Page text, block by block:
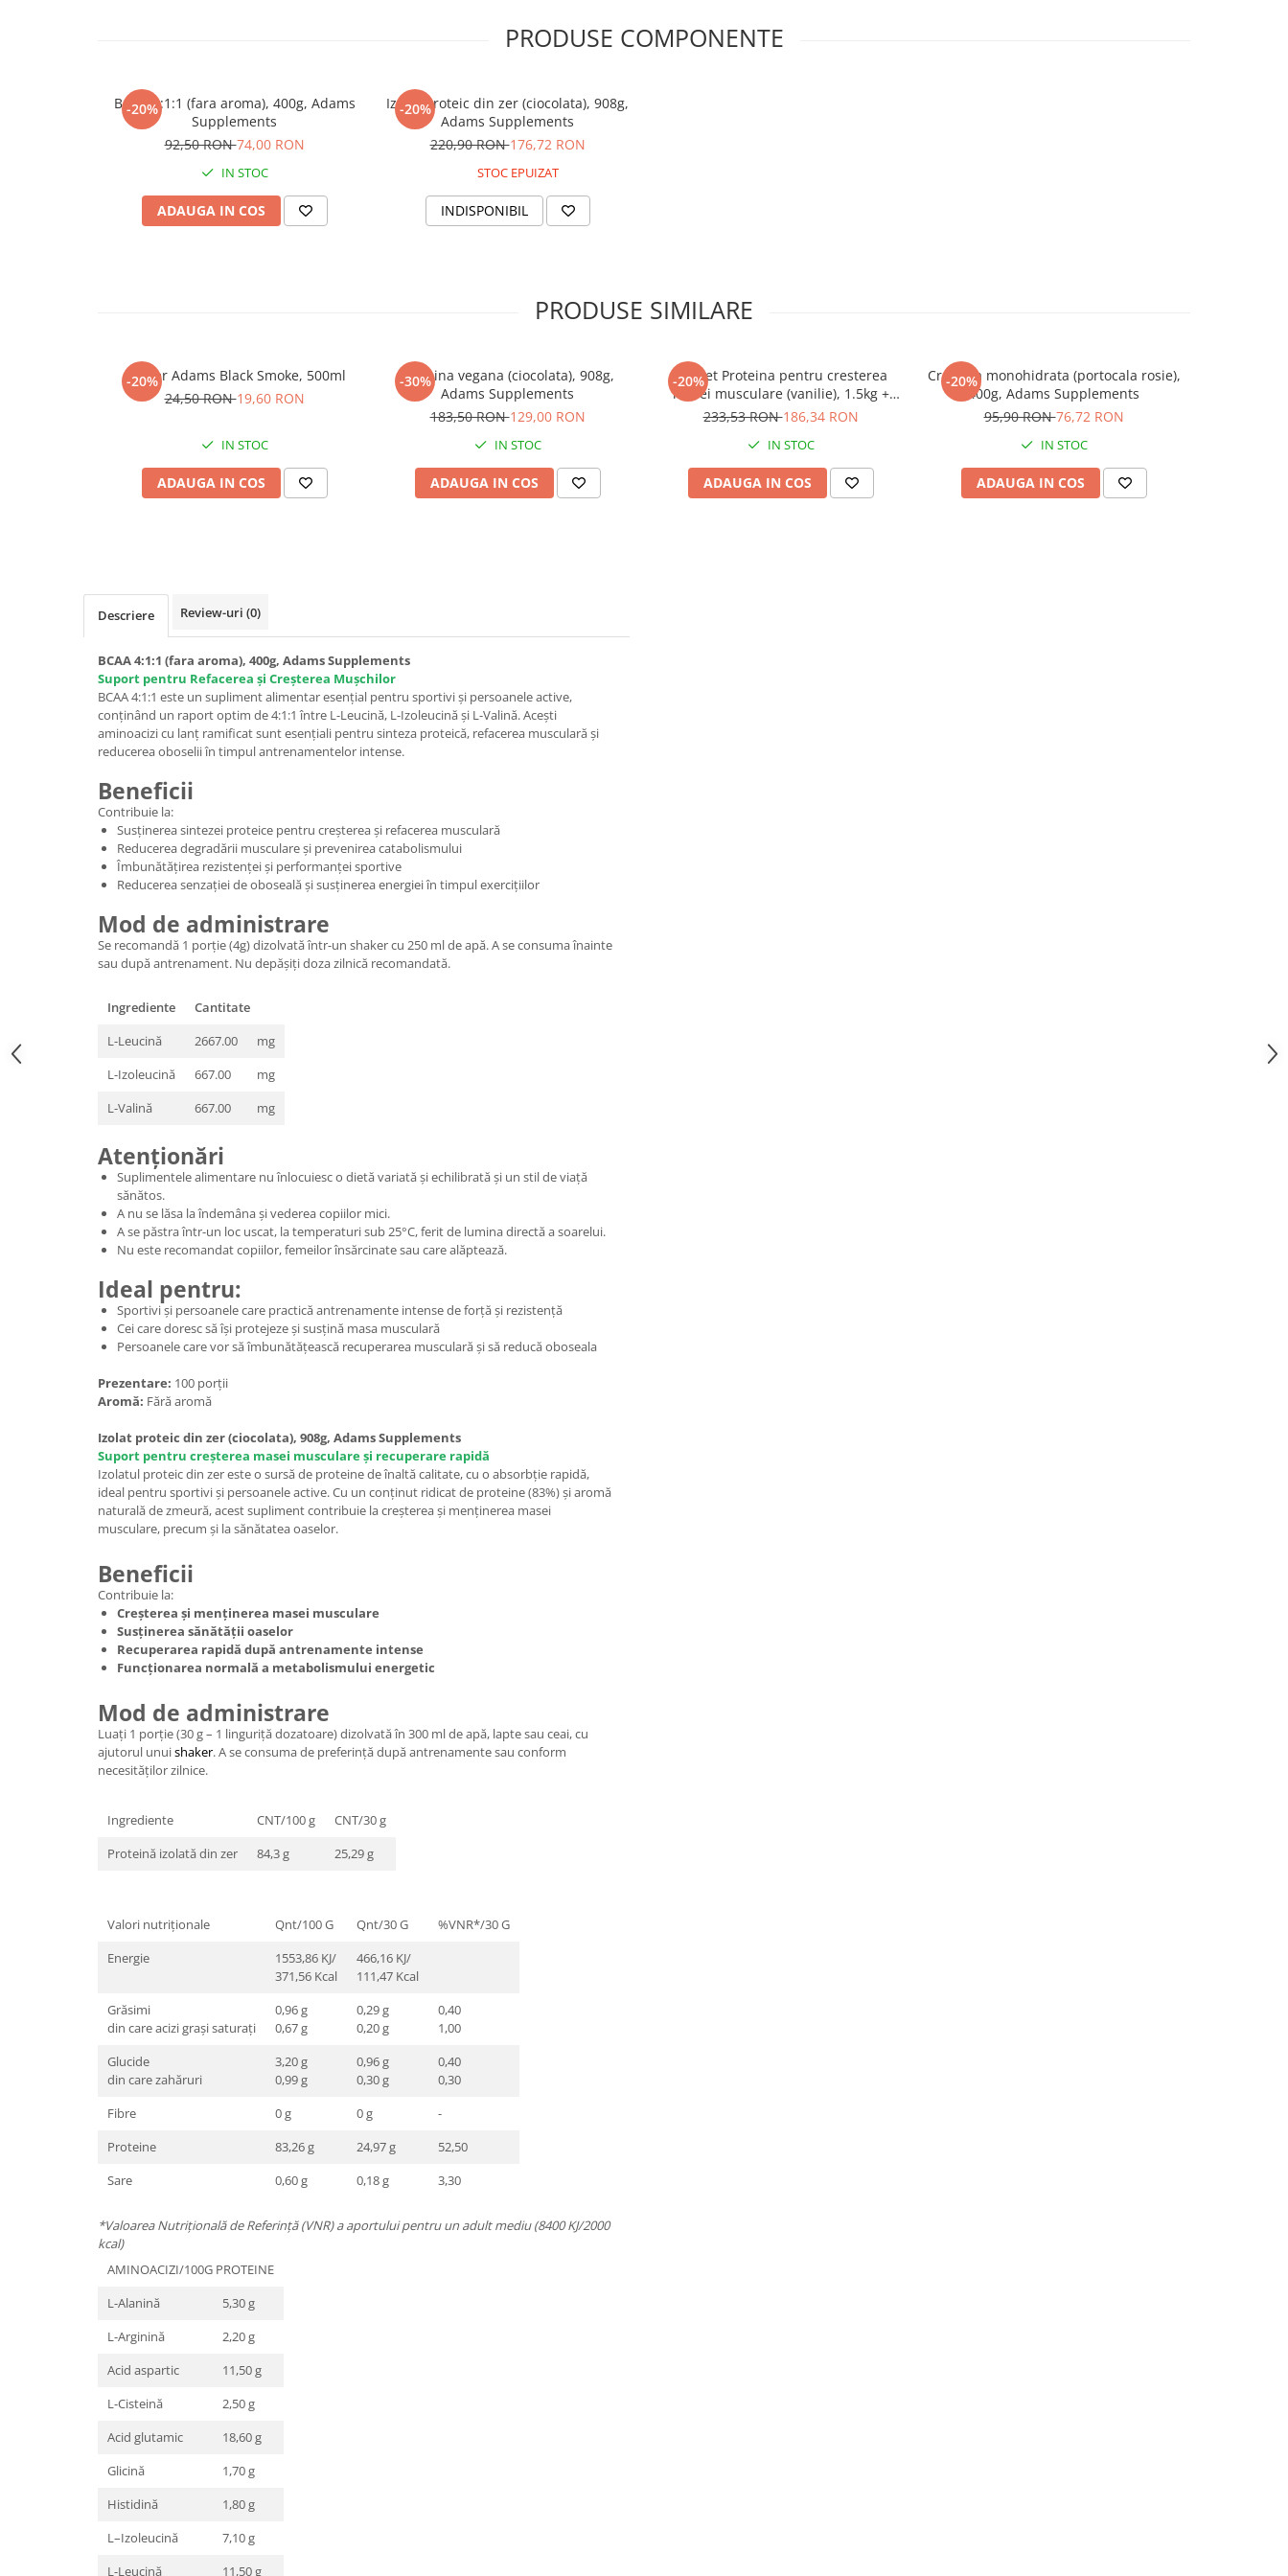
Tulburari hormonale
PRODUSE COMPONENTE
-20%
BCAA 4:1:1 (fara aroma), 400g, Adams
Supplements
92,50 RON74,00 RON
IN STOC
ADAUGA IN COS
-20%
Izolat proteic din zer (ciocolata), 908g,
Adams Supplements
220,90 RON176,72 RON
STOC EPUIZAT
INDISPONIBIL
PRODUSE SIMILARE
-20%
Shaker Adams Black Smoke, 500ml
24,50 RON19,60 RON
IN STOC
ADAUGA IN COS
-30%
Proteina vegana (ciocolata), 908g,
Adams Supplements
183,50 RON129,00 RON
IN STOC
ADAUGA IN COS
-20%
Pachet Proteina pentru cresterea
masei musculare (vanilie), 1.5kg +
Creatina
233,53 RON186,34 RON
IN STOC
ADAUGA IN COS
-20%
Creatina monohidrata (portocala rosie),
400g, Adams Supplements
95,90 RON76,72 RON
IN STOC
ADAUGA IN COS
Descriere Review-uri (0)
BCAA 4:1:1 (fara aroma), 400g, Adams Supplements
Suport pentru Refacerea și Creșterea Mușchilor
BCAA 4:1:1 este un supliment alimentar esențial pentru sportivi și persoanele active,
conținând un raport optim de 4:1:1 între L-Leucină, L-Izoleucină și L-Valină. Acești
aminoacizi cu lanț ramificat sunt esențiali pentru sinteza proteică, refacerea musculară și
reducerea oboselii în timpul antrenamentelor intense.
Beneficii
Contribuie la:
Susținerea sintezei proteice pentru creșterea și refacerea musculară
Reducerea degradării musculare și prevenirea catabolismului
Îmbunătățirea rezistenței și performanței sportive
Reducerea senzației de oboseală și susținerea energiei în timpul exercițiilor
Mod de administrare
Se recomandă 1 porție (4g) dizolvată într-un shaker cu 250 ml de apă. A se consuma înainte
sau după antrenament. Nu depășiți doza zilnică recomandată.
Ingrediente
Cantitate
L-Leucină
2667.00
mg
L-Izoleucină
667.00
mg
L-Valină
667.00 mg
Atenționări
Suplimentele alimentare nu înlocuiesc o dietă variată și echilibrată și un stil de viață
sănătos.
A nu se lăsa la îndemâna și vederea copiilor mici.
A se păstra într-un loc uscat, la temperaturi sub 25°C, ferit de lumina directă a soarelui.
Nu este recomandat copiilor, femeilor însărcinate sau care alăptează.
Ideal pentru:
Sportivi și persoanele care practică antrenamente intense de forță și rezistență
Cei care doresc să își protejeze și susțină masa musculară
Persoanele care vor să îmbunătățească recuperarea musculară și să reducă oboseala
Prezentare: 100 porții
Aromă: Fără aromă
Izolat proteic din zer (ciocolata), 908g, Adams Supplements
Suport pentru creșterea masei musculare și recuperare rapidă
Izolatul proteic din zer este o sursă de proteine de înaltă calitate, cu o absorbție rapidă,
ideal pentru sportivi și persoanele active. Cu un conținut ridicat de proteine (83%) și aromă
naturală de zmeură, acest supliment contribuie la creșterea și menținerea masei
musculare, precum și la sănătatea oaselor.
Beneficii
Contribuie la:
Creșterea și menținerea masei musculare
Susținerea sănătății oaselor
Recuperarea rapidă după antrenamente intense
Funcționarea normală a metabolismului energetic
Mod de administrare
Luați 1 porție (30 g – 1 linguriță dozatoare) dizolvată în 300 ml de apă, lapte sau ceai, cu
ajutorul unuishaker. A se consuma de preferință după antrenamente sau conform
necesităților zilnice.
Ingrediente CNT/100 g
CNT/30 g
Proteină izolată din zer
84,3 g 25,29 g
Valori nutriționale Qnt/100 G Qnt/30 G
%VNR*/30 G
Energie
1553,86 KJ/
371,56 Kcal
466,16 KJ/
111,47 Kcal
Grăsimi
din care acizi grași saturați
0,96 g
0,67 g
0,29 g
0,20 g
0,40
1,00
Glucide
din care zahăruri
3,20 g
0,99 g
0,96 g
0,30 g
0,40
0,30
Fibre
0 g 0 g
-
Proteine
83,26 g 24,97 g
52,50
Sare
0,60 g 0,18 g 3,30
*Valoarea Nutrițională de Referință (VNR) a aportului pentru un adult mediu (8400 KJ/2000
kcal)
AMINOACIZI/100G PROTEINE
L-Alanină
5,30 g
L-Arginină
2,20 g
Acid aspartic
11,50 g
L-Cisteină
2,50 g
Acid glutamic
18,60 g
Glicină
1,70 g
Histidină
1,80 g
L–Izoleucină
7,10 g
L-Leucină
11,50 g